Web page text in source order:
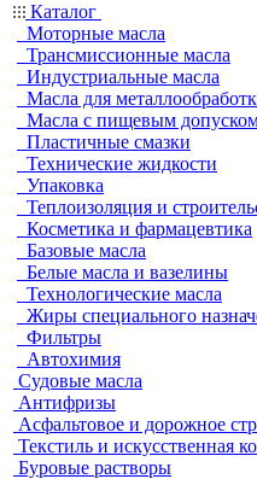
Каталог
Моторные масла
Трансмиссионные масла
Индустриальные масла
Масла для
Масла с пищевым
Пластичные смазки
Технические жидкости
Упаковка
Теплоизоляция и
Косметика и фармацевтика
Базовые масла
Белые масла и вазелины
Технологические масла
Жиры специального
Фильтры
Автохимия
Судовые масла
Антифризы
Асфальтовое и дорожное
Текстиль и искусственная
Буровые растворы